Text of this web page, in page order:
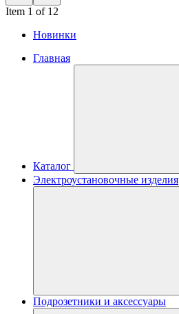
Item 1 of 12
Новинки
Главная
Каталог
Электроустановочные изделия
Подрозетники и аксессуары